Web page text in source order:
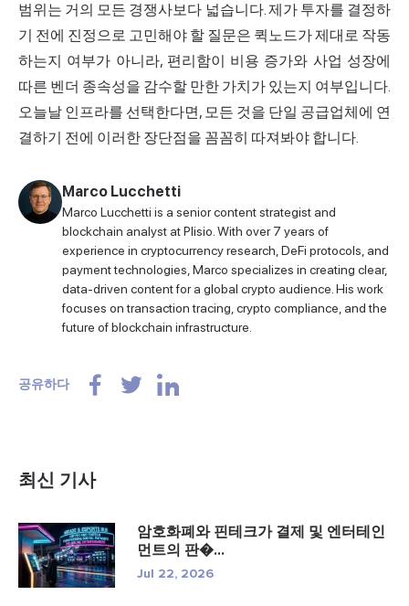
범위는 거의 모든 경쟁사보다 넓습니다. 제가 투자를 결정하
기 전에 진정으로 고민해야 할 질문은 퀵노드가 제대로 작동
하는지 여부가 아니라, 편리함이 비용 증가와 사업 성장에
따른 벤더 종속성을 감수할 만한 가치가 있는지 여부입니다.
오늘날 인프라를 선택한다면, 모든 것을 단일 공급업체에 연
결하기 전에 이러한 장단점을 꼼꼼히 따져봐야 합니다.
Marco Lucchetti
Marco Lucchetti is a senior content strategist and
blockchain analyst at Plisio. With over 7 years of
experience in cryptocurrency research, DeFi protocols, and
payment technologies, Marco specializes in creating clear,
data-driven content for a global crypto audience. His work
focuses on transaction tracing, crypto compliance, and the
future of blockchain infrastructure.
공유하다
최신 기사
암호화폐와 핀테크가 결제 및 엔터테인
먼트의 판�...
Jul 22, 2026